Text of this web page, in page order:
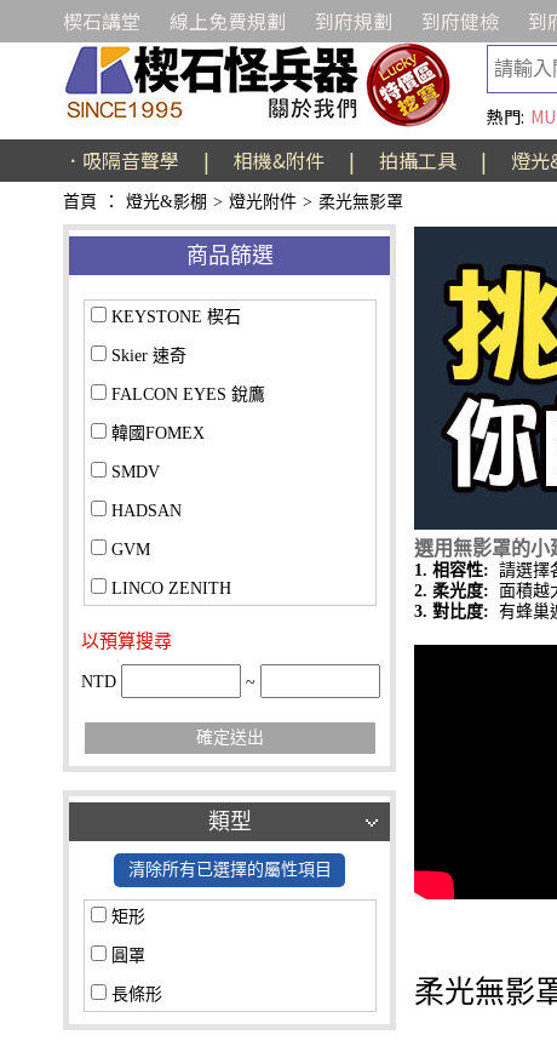
楔石講堂 線上免費規劃 到府規劃 到府健檢 到
熱門:
．吸隔音聲學 | 相機&附件 | 拍攝工具 | 燈光
首頁 ： 燈光&影棚 > 燈光附件 > 柔光無影罩
商品篩選
KEYSTONE 楔石
Skier 速奇
FALCON EYES 銳鷹
韓國FOMEX
SMDV
HADSAN
GVM
LINCO ZENITH
以預算搜尋
NTD ~
確定送出
類型
清除所有已選擇的屬性項目
矩形
圓罩
長條形
選用無影罩的小
1. 相容性: 請選擇
2. 柔光度: 面積越
3. 對比度: 有蜂巢
柔光無影